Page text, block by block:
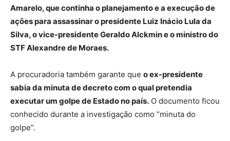
Amarelo, que continha o planejamento e a execução de
ações para assassinar o presidente Luiz Inácio Lula da
Silva, o vice-presidente Geraldo Alckmin e o ministro do
STF Alexandre de Moraes.
A procuradoria também garante que o ex-presidente
sabia da minuta de decreto com o qual pretendia
executar um golpe de Estado no país. O documento ficou
conhecido durante a investigação como “minuta do
golpe”.